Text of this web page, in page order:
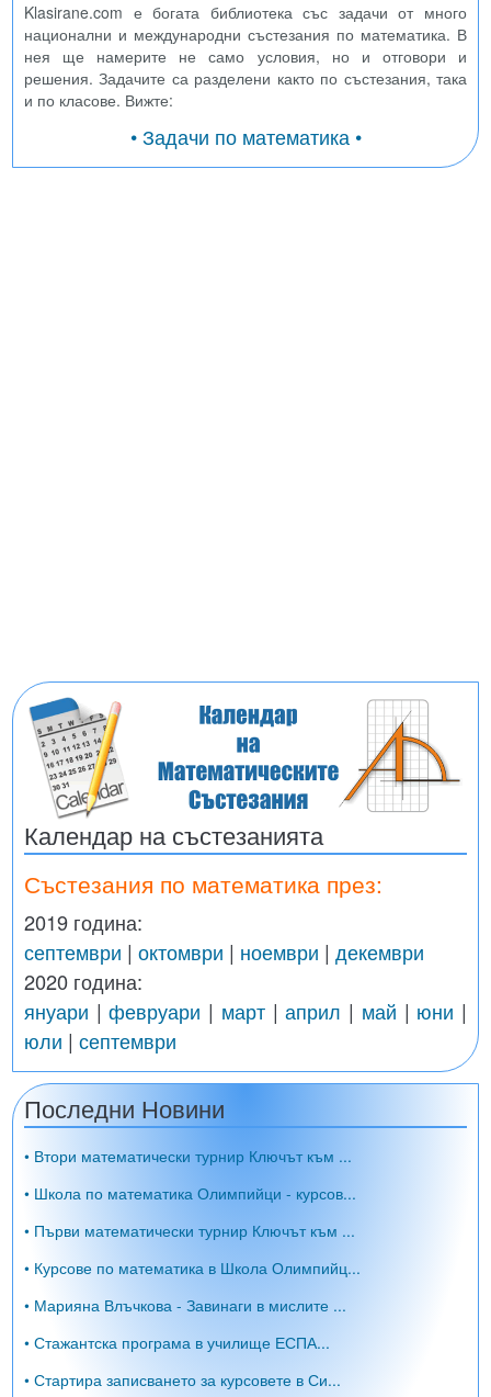
Klasirane.com е богата библиотека със задачи от много
национални и международни състезания по математика. В
нея ще намерите не само условия, но и отговори и
решения. Задачите са разделени както по състезания, така
и по класове. Вижте:
• Задачи по математика •
Календар на състезанията
Състезания по математика през:
2019 година:
септември | октомври | ноември | декември
2020 година:
януари |февруари | март|април | май | юни |
юли | септември
Последни Новини
• Втори математически турнир Ключът към ...
• Школа по математика Олимпийци - курсов...
• Първи математически турнир Ключът към ...
• Курсове по математика в Школа Олимпийц...
• Марияна Влъчкова - Завинаги в мислите ...
• Стажантска програма в училище ЕСПА...
• Стартира записването за курсовете в Си...